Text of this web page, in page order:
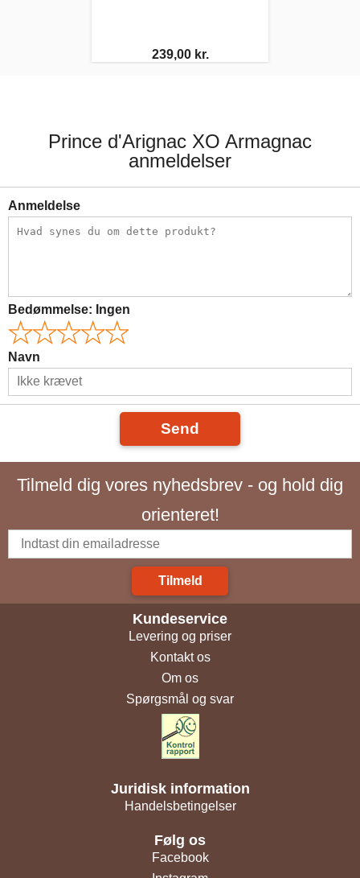
239,00 kr.
Prince d'Arignac XO Armagnac
anmeldelser
Anmeldelse
Bedømmelse: Ingen
Navn
Send
Tilmeld dig vores nyhedsbrev - og hold dig
orienteret!
Tilmeld
Kundeservice
Levering og priser
Kontakt os
Om os
Spørgsmål og svar
Juridisk information
Handelsbetingelser
Følg os
Facebook